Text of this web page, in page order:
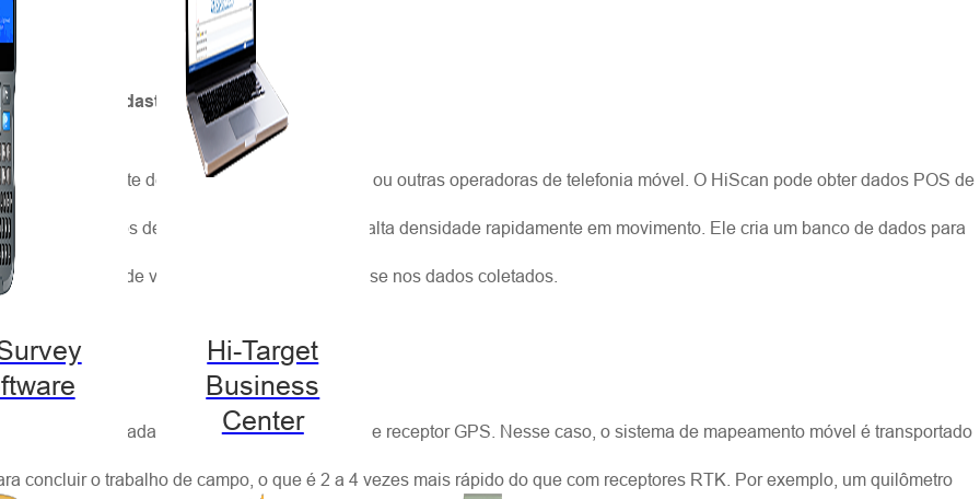
Hi-Target
Business
Center
Cadastral
e conveniente de instalar em carros, barcos ou outras operadoras de telefonia móvel. O HiScan pode obter dados POS de
e dados de imagens panorâmicas de alta densidade rapidamente em movimento. Ele cria um banco de dados para
dados de visualização de ruas com base nos dados coletados.
de ser realizada com o uso de estação total e receptor GPS. Nesse caso, o sistema de mapeamento móvel é transportado
concluir o trabalho de campo, o que é 2 a 4 vezes mais rápido do que com receptores RTK. Por exemplo, um quilômetro